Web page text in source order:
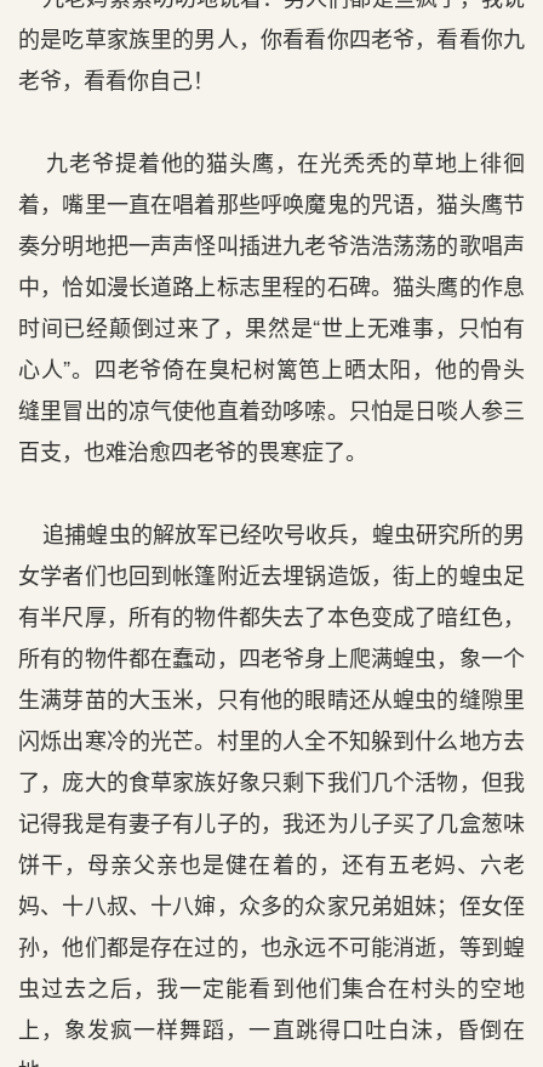
的是吃草家族里的男人，你看看你四老爷，看看你九
老爷，看看你自己！
九老爷提着他的猫头鹰，在光秃秃的草地上徘徊
着，嘴里一直在唱着那些呼唤魔鬼的咒语，猫头鹰节
奏分明地把一声声怪叫插进九老爷浩浩荡荡的歌唱声
中，恰如漫长道路上标志里程的石碑。猫头鹰的作息
时间已经颠倒过来了，果然是“世上无难事，只怕有
心人”。四老爷倚在臭杞树篱笆上晒太阳，他的骨头
缝里冒出的凉气使他直着劲哆嗦。只怕是日啖人参三
百支，也难治愈四老爷的畏寒症了。
追捕蝗虫的解放军已经吹号收兵，蝗虫研究所的男
女学者们也回到帐篷附近去埋锅造饭，街上的蝗虫足
有半尺厚，所有的物件都失去了本色变成了暗红色，
所有的物件都在蠢动，四老爷身上爬满蝗虫，象一个
生满芽苗的大玉米，只有他的眼睛还从蝗虫的缝隙里
闪烁出寒冷的光芒。村里的人全不知躲到什么地方去
了，庞大的食草家族好象只剩下我们几个活物，但我
记得我是有妻子有儿子的，我还为儿子买了几盒葱味
饼干，母亲父亲也是健在着的，还有五老妈、六老
妈、十八叔、十八婶，众多的众家兄弟姐妹；侄女侄
孙，他们都是存在过的，也永远不可能消逝，等到蝗
虫过去之后，我一定能看到他们集合在村头的空地
上，象发疯一样舞蹈，一直跳得口吐白沫，昏倒在